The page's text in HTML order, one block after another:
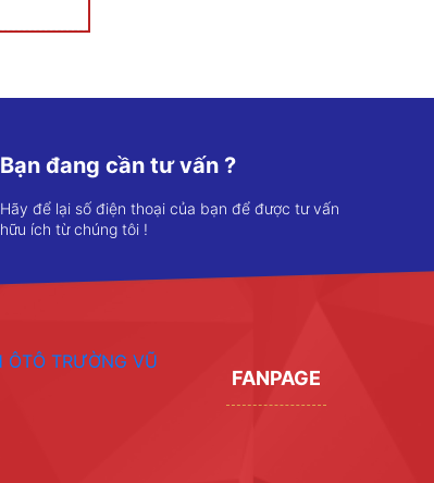
Bạn đang cần tư vấn ?
Hãy để lại số điện thoại của bạn để được tư vấn
hữu ích từ chúng tôi !
FANPAGE